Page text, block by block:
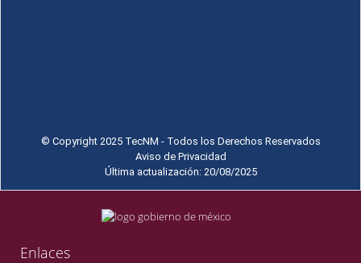
© Copyright 2025 TecNM - Todos los Derechos Reservados
Aviso de Privacidad
Última actualización: 20/08/2025
Enlaces